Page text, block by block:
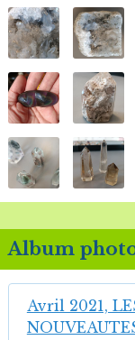
Album
Avril 2021,